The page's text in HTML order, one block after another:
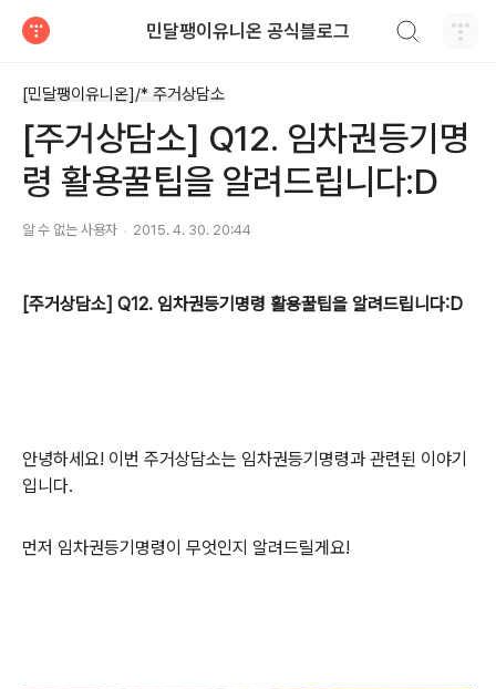
민달팽이유니온 공식블로그
[민달팽이유니온]/* 주거상담소
[주거상담소] Q12. 임차권등기명
령 활용꿀팁을 알려드립니다:D
알 수 없는 사용자 2015. 4. 30. 20:44
[주거상담소] Q12. 임차권등기명령 활용꿀팁을 알려드립니다:D
안녕하세요! 이번 주거상담소는 임차권등기명령과 관련된 이야기
입니다.
먼저 임차권등기명령이 무엇인지 알려드릴게요!